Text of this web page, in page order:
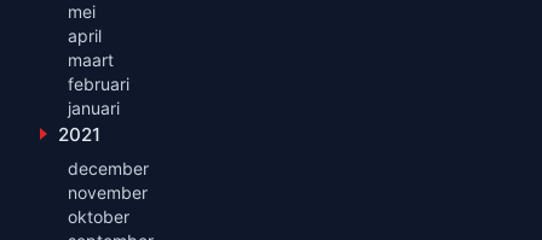
mei
april
maart
februari
januari
Toon maanden uit 2021
2021
december
november
oktober